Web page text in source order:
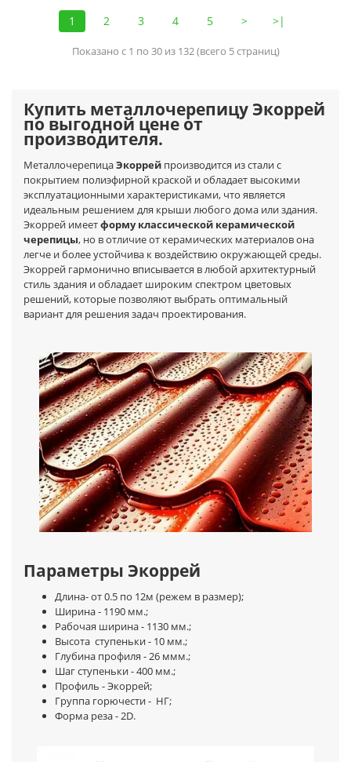
1 2 3 4 5 > >|
Показано с 1 по 30 из 132 (всего 5 страниц)
Купить металлочерепицу Экоррей
по выгодной цене от
производителя.
МеталлочерепицаЭкоррей производится из стали с
покрытием полиэфирной краской и обладает высокими
эксплуатационными характеристиками, что является
идеальным решением для крыши любого дома или здания.
Экоррей имеетформу классической керамической
черепицы, но в отличие от керамических материалов она
легче и более устойчива к воздействию окружающей среды.
Экоррей гармонично вписывается в любой архитектурный
стиль здания и обладает широким спектром цветовых
решений, которые позволяют выбрать оптимальный
вариант для решения задач проектирования.
Параметры Экоррей
Длина- от 0.5 по 12м (режем в размер);
Ширина - 1190 мм.;
Рабочая ширина - 1130 мм.;
Высота ступеньки - 10 мм.;
Глубина профиля - 26 ммм.;
Шаг ступеньки - 400 мм.;
Профиль - Экоррей;
Группа горючести - НГ;
Форма реза - 2D.